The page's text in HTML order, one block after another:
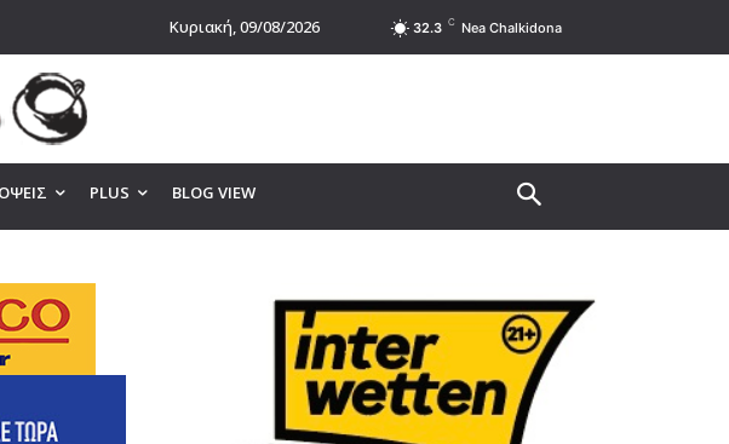
32.3 C Nea Chalkidona
Κυριακή, 09/08/2026
PLUS BLOG VIEW